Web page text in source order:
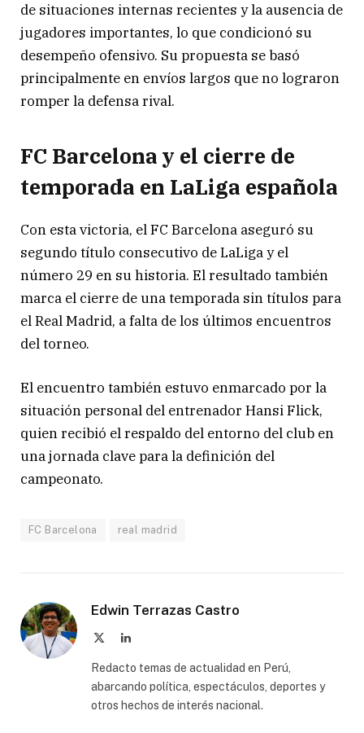
de situaciones internas recientes y la ausencia de
jugadores importantes, lo que condicionó su
desempeño ofensivo. Su propuesta se basó
principalmente en envíos largos que no lograron
romper la defensa rival.
FC Barcelona y el cierre de
temporada en LaLiga española
Con esta victoria, elFC Barcelona aseguró su
segundo título consecutivo de LaLiga y el
número 29 en su historia. El resultado también
marca el cierre de una temporada sin títulos para
elReal Madrid, a falta de los últimos encuentros
del torneo.
El encuentro también estuvo enmarcado por la
situación personal del entrenador Hansi Flick,
quien recibió el respaldo del entorno del club en
una jornada clave para la definición del
campeonato.
FC Barcelona real madrid
Edwin Terrazas Castro
LinkedIn
Redacto temas de actualidad en Perú,
abarcando política, espectáculos, deportes y
otros hechos de interés nacional.